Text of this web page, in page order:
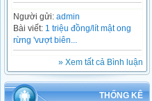
Người gửi: admin
Bài viết: 1 triệu đồng/lít mật ong
rừng 'vượt biên...
» Xem tất cả Bình luận
THỐNG KÊ